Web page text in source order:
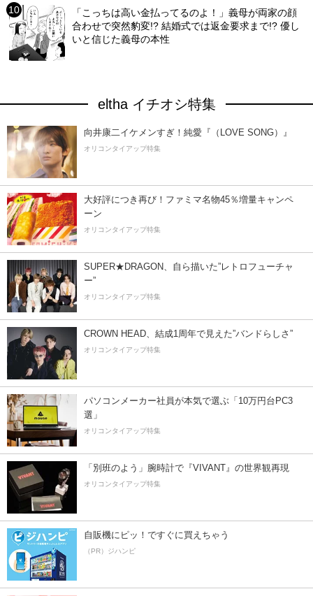
「こっちは高い金払ってるのよ！」義母が両家の顔
合わせで突然豹変!? 結婚式では返金要求まで!? 優し
いと信じた義母の本性
eltha イチオシ特集
向井康二イケメンすぎ！純愛『（LOVE SONG）』
オリコンタイアップ特集
大好評につき再び！ファミマ名物45％増量キャンペ
ーン
オリコンタイアップ特集
SUPER★DRAGON、自ら描いた”レトロフューチャ
ー”
オリコンタイアップ特集
CROWN HEAD、結成1周年で見えた”バンドらしさ”
オリコンタイアップ特集
パソコンメーカー社員が本気で選ぶ「10万円台PC3
選」
オリコンタイアップ特集
「別班のよう」腕時計で『VIVANT』の世界観再現
オリコンタイアップ特集
自販機にピッ！ですぐに買えちゃう
（PR）ジハンピ